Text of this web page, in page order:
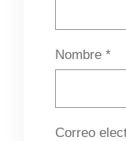
Nombre *
Correo